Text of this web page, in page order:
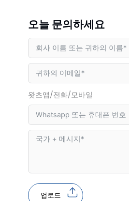
오늘 문의하세요
왓츠앱/전화/모바일
업로드